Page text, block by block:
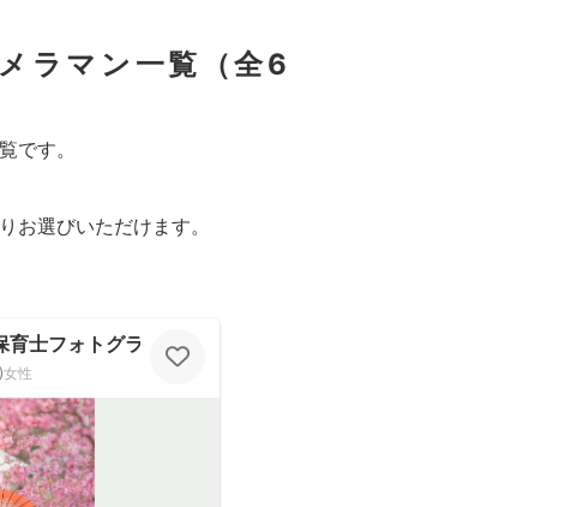
ラマン一覧
（全6
です。
お選びいただけます。
士フォトグラファー
)女性